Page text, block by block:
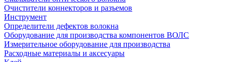
Очистители коннекторов и разъемов
Инструмент
Определители дефектов волокна
Оборудование для производства компонентов ВОЛС
Измерительное оборудование для производства
Расходные материалы и аксесуары